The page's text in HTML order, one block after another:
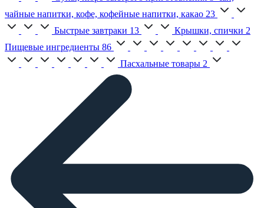
чайные напитки, кофе, кофейные напитки, какао 23
Быстрые завтраки 13 Крышки, спички 2
Пищевые ингредиенты 86
Пасхальные товары 2